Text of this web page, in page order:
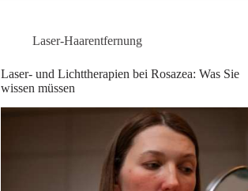
Laser-Haarentfernung
Laser- und Lichttherapien bei Rosazea: Was Sie
wissen müssen